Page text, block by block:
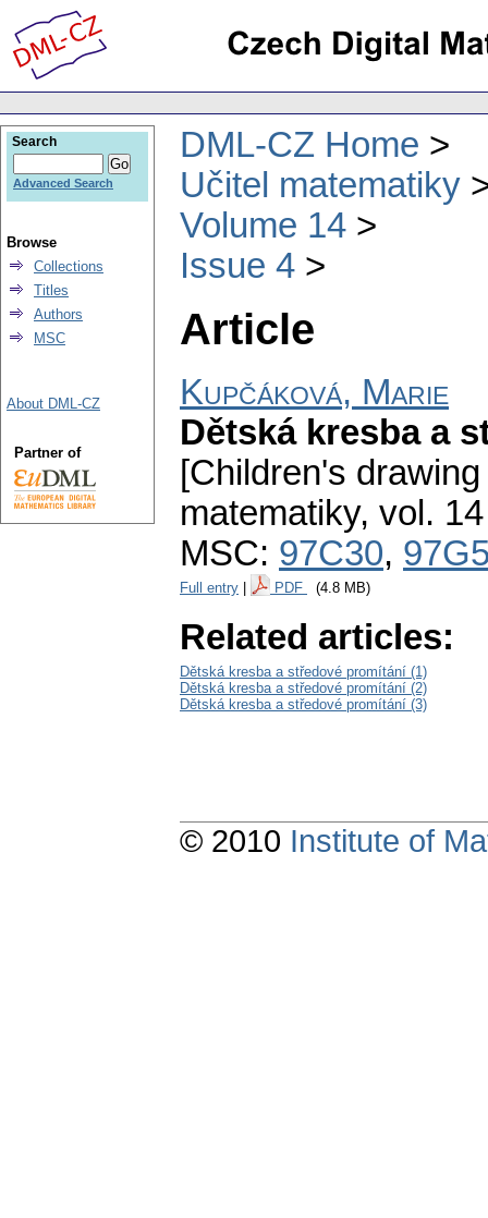
DML-CZ Home
Učitel matematiky
Volume 14
Issue 4
Article
Kupčáková, Marie
Dětská kresba a
[Children's
matematiky, vol.
MSC: 97C30,
Full entry PDF (4.8 MB)
Related articles:
Dětská kresba a středové promítání (1)
Dětská kresba a středové promítání (2)
Dětská kresba a středové promítání (3)
Search
Advanced Search
Browse
Collections
Titles
Authors
MSC
About DML-CZ
Partner of
© 2010 Institute of